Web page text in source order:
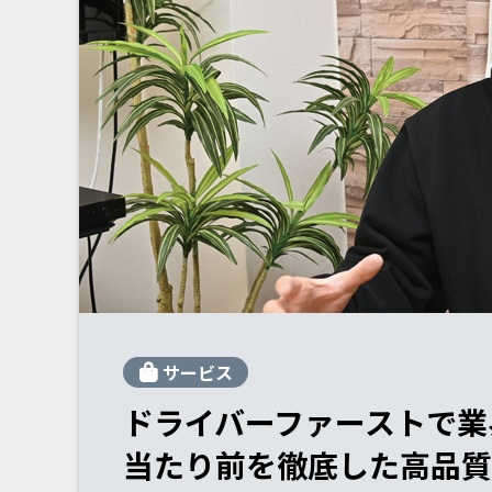
サービス
ドライバーファーストで
当たり前を徹底した高品